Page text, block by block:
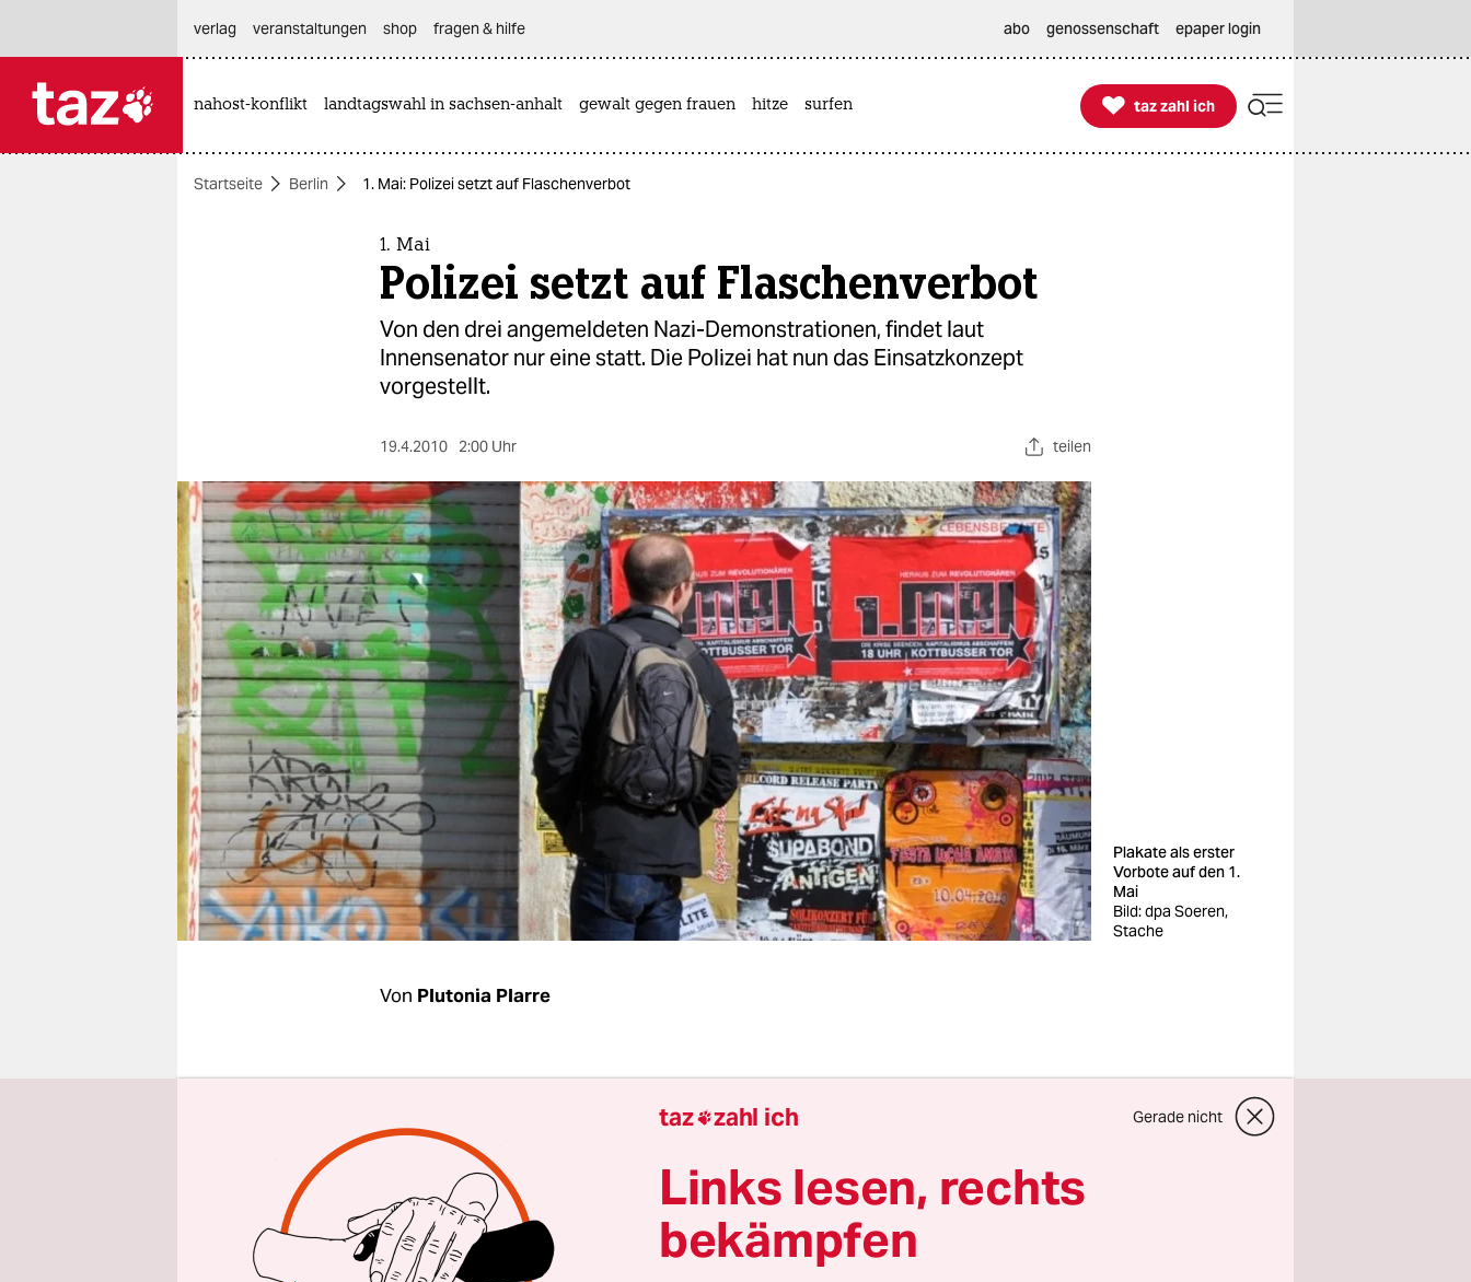
themen
berlin
nord
wahrheit
verlag
verlag
veranstaltungen
shop
fragen & hilfe
unterstützen
abo
genossenschaft
verlag
veranstaltungen shop fragen & hilfe abo genossenschaft epaper login
nahost-konflikt landtagswahl in sachsen-anhalt gewalt gegen frauen hitze surfen 
taz zahl ich
taz zahl ich
Startseite Berlin 1. Mai: Polizei setzt auf Flaschenverbot
1. Mai
Polizei setzt auf Flaschenverbot
Von den drei angemeldeten Nazi-Demonstrationen, findet laut
Innensenator nur eine statt. Die Polizei hat nun das Einsatzkonzept
vorgestellt.
19.4.2010 2:00 Uhr teilen
Plakate als erster
Vorbote auf den 1.
Mai
Bild: dpa Soeren,
Stache
Von Plutonia Plarre
DGB-Demonstration geben, das Kreuzberger Myfest und die
revolutionären 1. Mai Demonstrationen. Nur in einer Frage, die nicht
ganz ohne ist, bleibt offen: Wo im Osten der Stadt werden die
Rechtsextremen marschieren und wieviele Teilnehmer werden
kommen?
taz zahl ich Gerade nicht
Links lesen, rechts
bekämpfen